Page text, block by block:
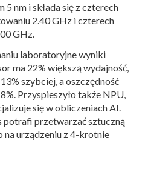
nm i składa się z czterech
2.40 GHz i czterech
GHz.
laboratoryjne wyniki
ma 22% większą wydajność,
szybciej, a oszczędność
Przyspieszyło także NPU,
się w obliczeniach AI.
potrafi przetwarzać sztuczną
na urządzeniu z 4-krotnie